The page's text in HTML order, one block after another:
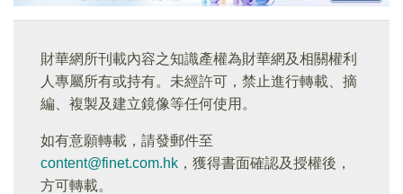
財華網所刊載內容之知識產權為財華網及相關權利
人專屬所有或持有。未經許可，禁止進行轉載、摘
編、複製及建立鏡像等任何使用。
如有意願轉載，請發郵件至
content@finet.com.hk ，獲得書面確認及授權後，
方可轉載。